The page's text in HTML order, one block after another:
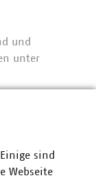
und
unter
sind
Webseite